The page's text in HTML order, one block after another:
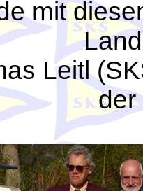
mit
Leitl
der